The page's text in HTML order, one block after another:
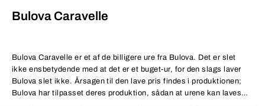
Bulova Caravelle
Bulova Caravelle er et af de billigere ure fra Bulova. Det er slet
ikke ensbetydende med at det er et buget-ur, for den slags laver
Bulova slet ikke. Årsagen til den lave pris findes i produktionen;
Bulova har tilpasset deres produktion, sådan at urene kan laves